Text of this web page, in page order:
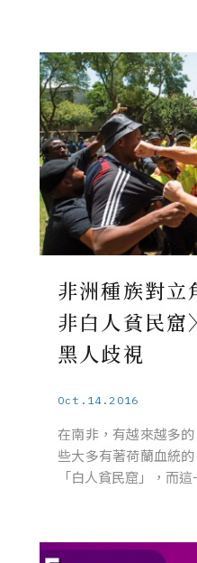
非洲種族對立
非白人貧民窟
黑人歧視
Oct.14.2016
在南非，有越來越多
些大多有著荷蘭血統
「白人貧民窟」，而